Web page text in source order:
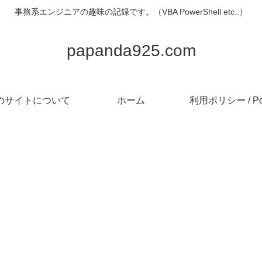
事務系エンジニアの趣味の記録です。（VBA PowerShell etc..）
papanda925.com
サイトについて ホーム 利用ポリシー /